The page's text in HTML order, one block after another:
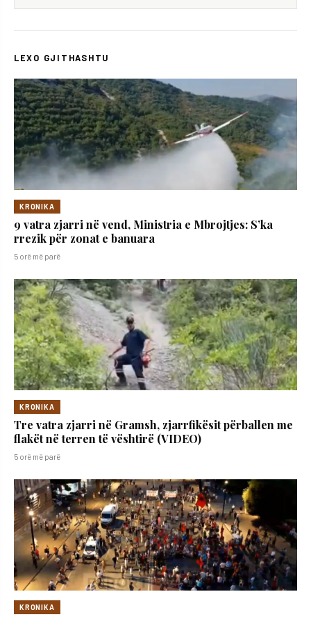
LEXO GJITHASHTU
KRONIKA
9 vatra zjarri në vend, Ministria e Mbrojtjes: S’ka
rrezik për zonat e banuara
5 orë më parë
KRONIKA
Tre vatra zjarri në Gramsh, zjarrfikësit përballen me
flakët në terren të vështirë (VIDEO)
5 orë më parë
KRONIKA